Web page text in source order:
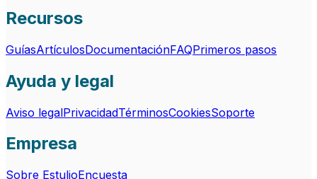
Recursos
GuíasArtículosDocumentaciónFAQPrimeros pasos
Ayuda y legal
Aviso legalPrivacidadTérminosCookiesSoporte
Empresa
Sobre EstulioEncuesta